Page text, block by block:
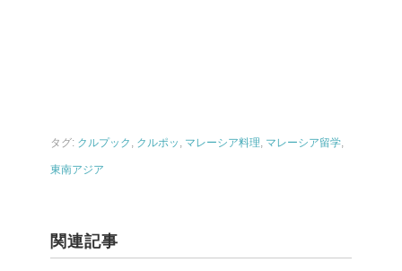
タグ: クルプック , クルポッ , マレーシア料理, マレーシア留学,
東南アジア
関連記事